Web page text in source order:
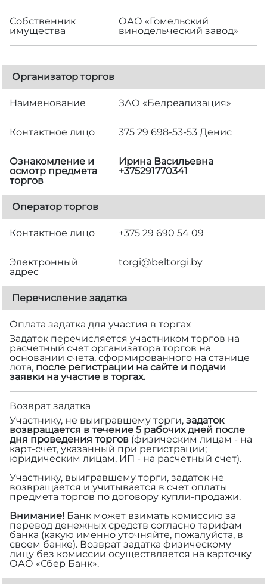
Собственник
имущества
ОАО «Гомельский
винодельческий завод»
Организатор торгов
Наименование ЗАО «Белреализация»
Контактное лицо 375 29 698-53-53 Денис
Ознакомление и
осмотр предмета
торгов
Ирина Васильевна
+375291770341
Оператор торгов
Контактное лицо +375 29 690 54 09
Электронный
адрес
torgi@beltorgi.by
Перечисление задатка
Оплата задатка для участия в торгах
Задаток перечисляется участником торгов на
расчетный счет организатора торгов на
основании счета, сформированного на станице
лота, после регистрации на сайте и подачи
заявки на участие в торгах.
Возврат задатка
Участнику, не выигравшему торги, задаток
возвращается в течение 5 рабочих дней после
дня проведения торгов (физическим лицам - на
карт-счет, указанный при регистрации;
юридическим лицам, ИП - на расчетный счет).
Участнику, выигравшему торги, задаток не
возвращается и учитывается в счет оплаты
предмета торгов по договору купли-продажи.
Внимание! Банк может взимать комиссию за
перевод денежных средств согласно тарифам
банка (какую именно уточняйте, пожалуйста, в
своем банке). Возврат задатка физическому
лицу без комиссии осуществляется на карточку
ОАО «Сбер Банк».